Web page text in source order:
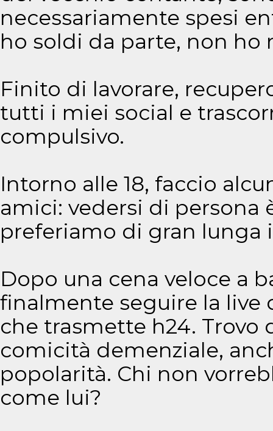
necessariamente spesi
ho soldi da parte, non ho
Finito di lavorare,
tutti i miei social e
compulsivo.
Intorno alle 18, faccio
amici: vedersi di
preferiamo di gran lunga
Dopo una cena veloce a
finalmente seguire la live
che trasmette h24. Trovo
comicità demenziale,
popolarità. Chi non
come lui?